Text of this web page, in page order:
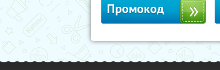
Промокод